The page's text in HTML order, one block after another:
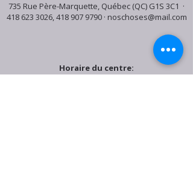
735 Rue Père-Marquette, Québec (QC) G1S 3C1 ·
418 623 3026,418 907 9790· noschoses@mail.com
Horaire du centre: